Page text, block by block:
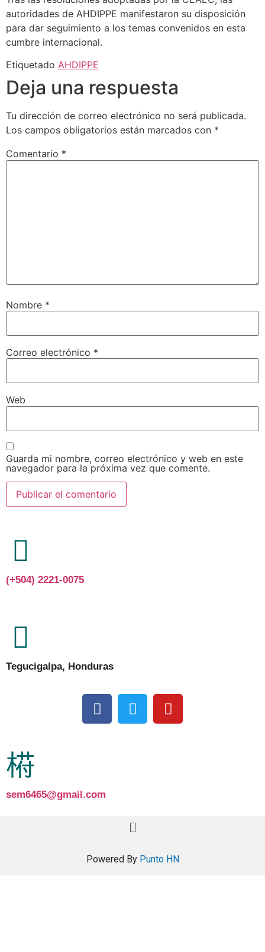
autoridades de AHDIPPE manifestaron su disposición
para dar seguimiento a los temas convenidos en esta
cumbre internacional.
Etiquetado AHDIPPE
Deja una respuesta
Tu dirección de correo electrónico no será publicada.
Los campos obligatorios están marcados con *
Comentario *
Nombre *
Correo electrónico *
Web
Guarda mi nombre, correo electrónico y web en este
navegador para la próxima vez que comente.
(+504) 2221-0075
Tegucigalpa, Honduras
sem6465@gmail.com
Powered By Punto HN